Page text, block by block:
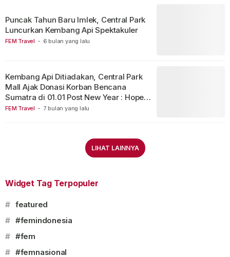
FEM Travel - 6 bulan yang lalu
Puncak Tahun Baru Imlek, Central Park
Luncurkan Kembang Api Spektakuler
FEM Travel - 7 bulan yang lalu
Kembang Api Ditiadakan, Central Park
Mall Ajak Donasi Korban Bencana
Sumatra di 01.01 Post New Year : Hope &
Love
LIHAT LAINNYA
Widget Tag Terpopuler
# featured
# #femindonesia
# #fem
# #femnasional